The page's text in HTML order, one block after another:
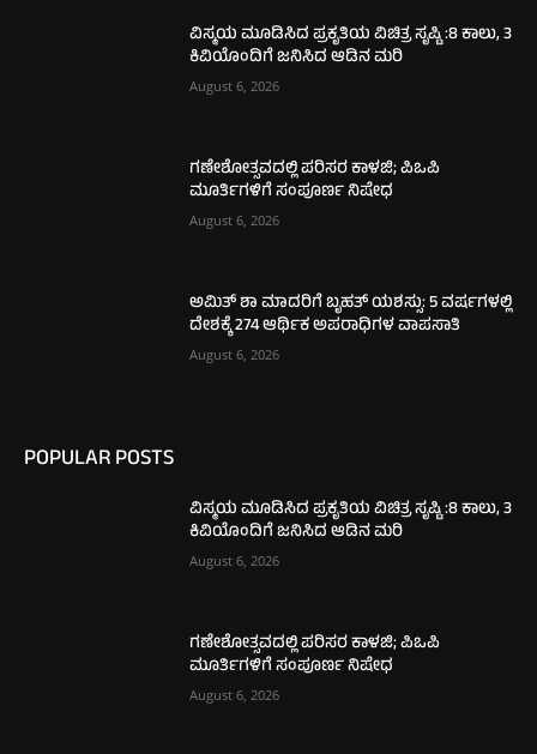
ವಿಸ್ಮಯ ಮೂಡಿಸಿದ ಪ್ರಕೃತಿಯ ವಿಚಿತ್ರ ಸೃಷ್ಟಿ :8 ಕಾಲು, 3
ಕಿವಿಯೊಂದಿಗೆ ಜನಿಸಿದ ಆಡಿನ ಮರಿ
August 6, 2026
ಗಣೇಶೋತ್ಸವದಲ್ಲಿ ಪರಿಸರ ಕಾಳಜಿ; ಪಿಒಪಿ
ಮೂರ್ತಿಗಳಿಗೆ ಸಂಪೂರ್ಣ ನಿಷೇಧ
August 6, 2026
ಅಮಿತ್ ಶಾ ಮಾದರಿಗೆ ಬೃಹತ್ ಯಶಸ್ಸು: 5 ವರ್ಷಗಳಲ್ಲಿ
ದೇಶಕ್ಕೆ 274 ಆರ್ಥಿಕ ಅಪರಾಧಿಗಳ ವಾಪಸಾತಿ
August 6, 2026
POPULAR POSTS
ವಿಸ್ಮಯ ಮೂಡಿಸಿದ ಪ್ರಕೃತಿಯ ವಿಚಿತ್ರ ಸೃಷ್ಟಿ :8 ಕಾಲು, 3
ಕಿವಿಯೊಂದಿಗೆ ಜನಿಸಿದ ಆಡಿನ ಮರಿ
August 6, 2026
ಗಣೇಶೋತ್ಸವದಲ್ಲಿ ಪರಿಸರ ಕಾಳಜಿ; ಪಿಒಪಿ
ಮೂರ್ತಿಗಳಿಗೆ ಸಂಪೂರ್ಣ ನಿಷೇಧ
August 6, 2026